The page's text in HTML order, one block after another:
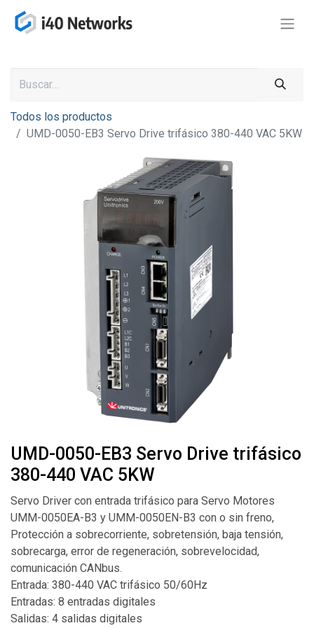
Todos los productos
UMD-0050-EB3 Servo Drive trifásico 380-440 VAC 5KW
UMD-0050-EB3 Servo Drive trifásico
380-440 VAC 5KW
Servo Driver con entrada trifásico para Servo Motores
UMM-0050EA-B3 y UMM-0050EN-B3 con o sin freno,
Protección a sobrecorriente, sobretensión, baja tensión,
sobrecarga, error de regeneración, sobrevelocidad,
comunicación CANbus.
Entrada: 380-440 VAC trifásico 50/60Hz
Entradas: 8 entradas digitales
Salidas: 4 salidas digitales